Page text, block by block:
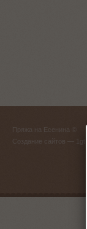
Пряжа на Есенина ©
Создание сайтов